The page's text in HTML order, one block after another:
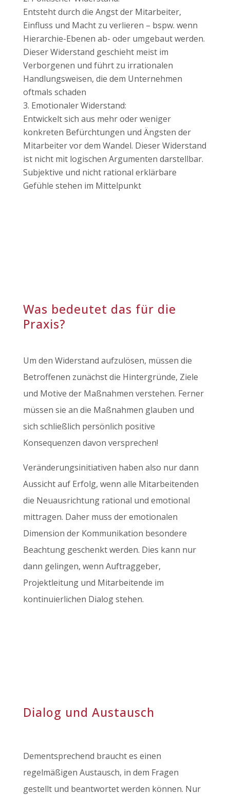
Entsteht durch die Angst der Mitarbeiter,
Einfluss und Macht zu verlieren – bspw. wenn
Hierarchie-Ebenen ab- oder umgebaut werden.
Dieser Widerstand geschieht meist im
Verborgenen und führt zu irrationalen
Handlungsweisen, die dem Unternehmen
oftmals schaden
Emotionaler Widerstand:
Entwickelt sich aus mehr oder weniger
konkreten Befürchtungen und Ängsten der
Mitarbeiter vor dem Wandel. Dieser Widerstand
ist nicht mit logischen Argumenten darstellbar.
Subjektive und nicht rational erklärbare
Gefühle stehen im Mittelpunkt
Was bedeutet das für die
Praxis?
Um den Widerstand aufzulösen, müssen die
Betroffenen zunächst die Hintergründe, Ziele
und Motive der Maßnahmen verstehen. Ferner
müssen sie an die Maßnahmen glauben und
sich schließlich persönlich positive
Konsequenzen davon versprechen!
Veränderungsinitiativen haben also nur dann
Aussicht auf Erfolg, wenn alle Mitarbeitenden
die Neuausrichtung rational und emotional
mittragen. Daher muss der emotionalen
Dimension der Kommunikation besondere
Beachtung geschenkt werden. Dies kann nur
dann gelingen, wenn Auftraggeber,
Projektleitung und Mitarbeitende im
kontinuierlichen Dialog stehen.
Dialog und Austausch
Dementsprechend braucht es einen
regelmäßigen Austausch, in dem Fragen
gestellt und beantwortet werden können. Nur